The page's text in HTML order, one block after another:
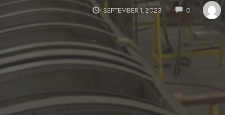
SEPTEMBER 1, 2023 0
COMMENTS